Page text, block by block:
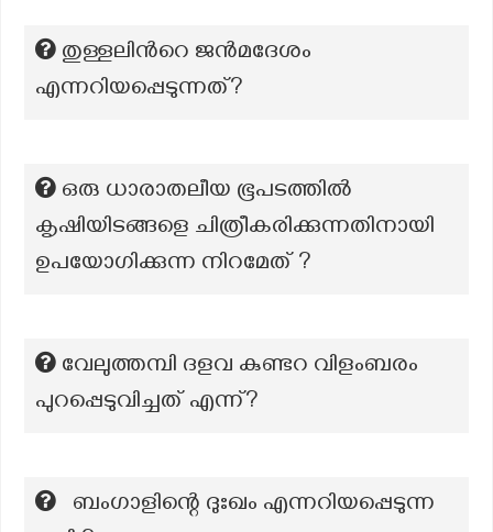
തുള്ളലിന്‍റെ ജന്‍മദേശം
എന്നറിയപ്പെടുന്നത്?
ഒരു ധാരാതലീയ ഭൂപടത്തിൽ
കൃഷിയിടങ്ങളെ ചിത്രീകരിക്കുന്നതിനായി
ഉപയോഗിക്കുന്ന നിറമേത് ?
വേലുത്തമ്പി ദളവ കുണ്ടറ വിളംബരം
പുറപ്പെടുവിച്ചത് എന്ന്?
ബംഗാളിന്റെ ദുഃഖം എന്നറിയപ്പെടുന്ന